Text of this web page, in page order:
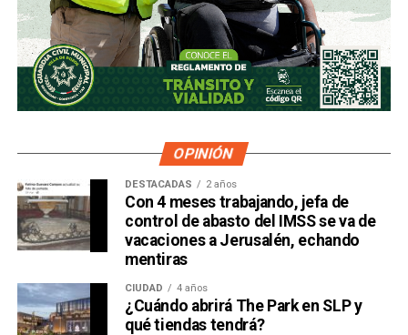
OPINIÓN
DESTACADAS 2 años
Con 4 meses trabajando, jefa de
control de abasto del IMSS se va de
vacaciones a Jerusalén, echando
mentiras
CIUDAD 4 años
¿Cuándo abrirá The Park en SLP y
qué tiendas tendrá?